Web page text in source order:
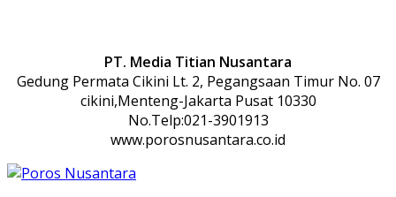
PT. Media Titian Nusantara
Gedung Permata Cikini Lt. 2, Pegangsaan Timur No. 07
cikini,Menteng-Jakarta Pusat 10330
No.Telp:021-3901913
www.porosnusantara.co.id